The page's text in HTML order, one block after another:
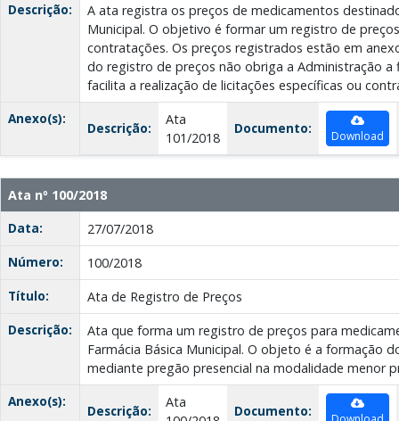
Descrição:
A ata registra os preços de medicamentos
Municipal. O objetivo é formar um registro de
contratações. Os preços registrados estão em
do registro de preços não obriga a Administração
facilita a realização de licitações específicas ou
Anexo(s):
Descrição:
Ata
101/2018
Documento: Download
Ata nº 100/2018
Data:
27/07/2018
Número:
100/2018
Título:
Ata de Registro de Preços
Descrição:
Ata que forma um registro de preços para
Farmácia Básica Municipal. O objeto é a formação
mediante pregão presencial na modalidade menor
Anexo(s):
Descrição:
Ata
Documento: